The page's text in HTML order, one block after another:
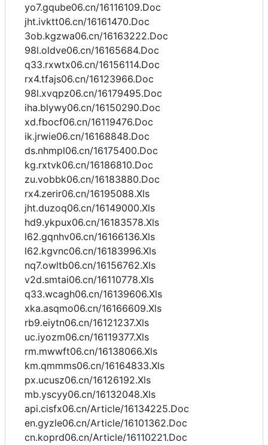
yo7.gqube06.cn/16116109.Doc
jht.ivktt06.cn/16161470.Doc
3ob.kgzwa06.cn/16163222.Doc
98l.oldve06.cn/16165684.Doc
q33.rxwtx06.cn/16156114.Doc
rx4.tfajs06.cn/16123966.Doc
98l.xvqpz06.cn/16179495.Doc
iha.blywy06.cn/16150290.Doc
xd.fbocf06.cn/16119476.Doc
ik.jrwie06.cn/16168848.Doc
ds.nhmpl06.cn/16175400.Doc
kg.rxtvk06.cn/16186810.Doc
zu.vobbk06.cn/16183880.Doc
rx4.zerir06.cn/16195088.Xls
jht.duzoq06.cn/16149000.Xls
hd9.ykpux06.cn/16183578.Xls
l62.gqnhv06.cn/16166136.Xls
l62.kgvnc06.cn/16183996.Xls
nq7.owltb06.cn/16156762.Xls
v2d.smtai06.cn/16110778.Xls
q33.wcagh06.cn/16139606.Xls
xka.asqmo06.cn/16166609.Xls
rb9.eiytn06.cn/16121237.Xls
uc.iyozm06.cn/16119377.Xls
rm.mwwft06.cn/16138066.Xls
km.qmmms06.cn/16164833.Xls
px.ucusz06.cn/16126192.Xls
mb.yscyy06.cn/16132048.Xls
api.cisfx06.cn/Article/16134225.Doc
en.gyzle06.cn/Article/16101362.Doc
cn.koprd06.cn/Article/16110221.Doc